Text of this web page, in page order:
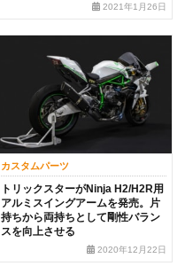
2021年1月26日
カスタムパーツ
トリックスターがNinja H2/H2R用
アルミスイングアームを発売。片
持ちから両持ちとして剛性バラン
スを向上させる
2020年12月22日